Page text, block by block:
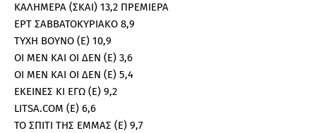
ΚΑΛΗΜΕΡΑ (ΣΚΑΙ) 13,2 ΠΡΕΜΙΕΡΑ
ΕΡΤ ΣΑΒΒΑΤΟΚΥΡΙΑΚΟ 8,9
ΤΥΧΗ ΒΟΥΝΟ (Ε) 10,9
ΟΙ ΜΕΝ ΚΑΙ ΟΙ ΔΕΝ (Ε) 3,6
ΟΙ ΜΕΝ ΚΑΙ ΟΙ ΔΕΝ (Ε) 5,4
ΕΚΕΙΝΕΣ ΚΙ ΕΓΩ (Ε) 9,2
LITSA.COM (E) 6,6
ΤΟ ΣΠΙΤΙ ΤΗΣ ΕΜΜΑΣ (Ε) 9,7